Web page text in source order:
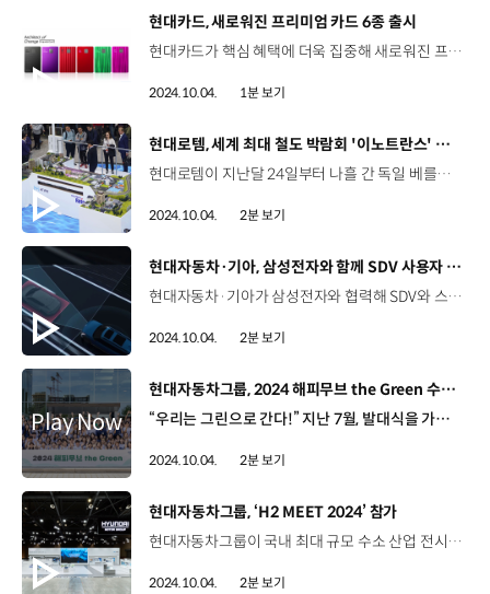
[동영상]
현대카드, 새로워진 프리미엄 카드 6종 출시
현대카드가 핵심 혜택에 더욱 집중해 새로워진 프리미엄 카드 6종을 선보였습니다. 이번에 새롭게 선보인 상품들은 회원 경험을 중심으로 서비스와 혜택을 강화하고, 카드의 서비스와 혜택을 간결하고 직관적으로 정리한 통일성 있는 체계를 도입해 회원이 보다 편리하게 이용할 수 있도록 했는데요, 회원의 이용 패턴 분석을 통해 이용률이 높은 핵심 혜택을 더욱 강화했습니다. 뿐만 아니라, 프리미엄 상품 리뉴얼과 함께 여행 컨시어지 서비스인 ‘트래블 데스크’를 선보였으며, ‘결제 후 포인트 적립’이라는 고정관념을 깨고 필요시 포인트를 먼저 적립·사용할 수 있는 ‘M 긴급적립’ 서비스도 확대 적용했습니다. 상품에 대한 자세한 내용은 현대카드 앱과 홈페이지에서 확인할 수 있습니다.
2024.10.04. 1분 보기
[동영상]
현대로템, 세계 최대 철도 박람회 '이노트란스' 참가
현대로템이 지난달 24일부터 나흘 간 독일 베를린에서 열린 제14회 베를린 국제 철도차량ㆍ수송기술 박람회 ‘이노트란스(InnoTrans 2024)’에 참가했습니다. 이번 박람회에서 현대로템은 ‘수소 에너지를 통한 친환경 모빌리티로의 패러다임 전환’을 주제로 수소 생산부터 활용까지 이어지는 종합 솔루션 제공 역량을 알리며 주목을 받았는데요, 특히 현대자동차그룹의 수소 밸류체인 사업 브랜드 ‘HTWO’와 수소 종합 솔루션 ‘HTWO Grid’에 발맞춰 다각도로 전개하고 있는 수소 사업을 소개했습니다. 뿐만 아니라 다가올 수소 사회를 구현한 디오라마와 함께 수소전기트램 실차도 전시해 차량 내ㆍ외부를 한눈에 볼 수 있도록 했습니다. 현대로템은 수소 모빌리티를 비롯해 고속철도차량, GTX 등 현대로템의 폭넓은 철도 기술력을 글로벌 철도 시장에 선보이며, 첨단 기술력을 바탕으로 한 우수한 사업 역량을 세계 시장에 알렸습니다.
2024.10.04. 2분 보기
[동영상]
현대자동차·기아, 삼성전자와 함께 SDV 사용자 경험 고도화 위한 협력
현대자동차·기아가 삼성전자와 협력해 SDV와 스마트폰의 연결을 강화하고 본격적인 모빌리티 서비스 생태계 주도권 확보를 위해 나섭니다. 지난달 25일, 삼성전자 서울RD캠퍼스에서 열린 이번 협약은 현대자동차·기아가 2026년 선보일 차세대 인포테인먼트 시스템과 삼성전자의 글로벌 IoT 플랫폼인 ‘스마트싱스(SmartThings)’의 연결성을 강화해 진정한 SDV로의 전환을 가속화하기 위한 차원인데요, 현대자동차·기아의 차세대 인포테인먼트 시스템은 SDV 시대에 발맞춰 차량 이용의 전 과정이 스마트폰과 끊김 없이 연결돼 고객의 이동 경험을 한층 더 풍부하게 할 수 있도록 개발 중입니다. 향후 현대자동차·기아는 오픈형 생태계를 구축하고 다양한 비즈니스 파트너들과 차량 데이터 API 및 소프트웨어 개발 키트를 공유하는 등 고객에게 편리하고 즐거운 이동 경험을 제공하기 위해 지속적인 서비스 개발을 추진할 계획입니다.
2024.10.04. 2분 보기
[동영상]
현대자동차그룹, 2024 해피무브 the Green 수료식
“우리는 그린으로 간다!” 지난 7월, 발대식을 가진 ‘해피무브 the Green’ 해피무브 the Green 친환경 미래 인재 양성을 위한 대학생 대상 글로벌 친환경 봉사·탐방 프로그램 대학생 단원 100명, 임직원 멘토 20명 참석 자연 놀이터 및 생태못 조성 생물대탐사 등 다양한 친환경 활동 진행 그리고, 4박 6일간의 설레는 독일행 슈트트가르트, 프라이부르크 등 독일의 친환경 랜드마크 방문 글로벌 그린 리더로 성장하기 위한 친환경 정책 도입 사례 학습 9월 27일, 현대건설 계동사옥 활동을 마친 단원들을 위한 수료식 봉사활동, 탐방의 경험을 살려 친환경 CSR 사업 아이디어 제안 발표 반짝이는 아이디어 실현 가능성을 두루 갖춘 우수팀은? 최우수상 ‘7팀’ “여의도 샛강생태공원 활성화” 최우수상 ‘3팀’ “진천 미르숲·미호강 생물다양성 보전” 제안된 아이디어는 실제 적용 여부 검토 최예은 / 대학생 단원 / 해피무브 the Green봉사활동부터 독일 탐방까지 여러 ESG 가치들을 배우고, 마지막으로 아이디어 제안까지 하면서 많이 성장한 것 같습니다. 송현석 / 대학생 단원 / 해피무브 the Green‘기업이 사회공헌 활동에 이렇게나 진심일 수 있구나’라는 점이 가장 인상 깊었습니다. 저희의 제안이 현대자동차그룹에 도움이 됐으면 좋겠습니다. 신재욱 매니저(멘토) / 현대엔지니어링현대자동차그룹의 가장 대표적인 사회공헌 활동이라고 할 수 있는 해피무브 the Green에 멘토로서 참여할 수 있어서 영광이었고요. 모두가 서로 이해하면서 협동하는 모습이 참 보기 좋았습니다. 환경은 ‘나’와 ‘우리’부터! 우리가 바로 미래 친환경 인재 “친환경 리더로 한 발 다가갈 수 있었던 소중한 경험”
2024.10.04. 2분 보기
[동영상]
현대자동차그룹, ‘H2 MEET 2024’ 참가
현대자동차그룹이 국내 최대 규모 수소 산업 전시회 ‘H2 MEET 2024’에 참가해 수소 생산부터 활용까지 전 생애주기에 걸쳐 적용되는 다양한 수소 사업 기술을 선보였습니다. 지난달 25일부터 27일까지 경기도 고양시 킨텍스에서 열린 H2 MEET 2024는 최신 수소 산업 기술 전시와 포럼, 콘퍼런스 등을 통해 관련 기술을 교류하고 협업을 모색하는 자리였는데요, 올해는 ‘Be a First Mover in Hydrogen’이라는 주제로 약 230개사가 참가했습니다. 현대자동차그룹은 올해 초 CES에서 수소 밸류체인 사업 브랜드로 확장한 ‘HTWO’를 선포한 이후 처음으로 참가하는 H2 MEET 2024에서 에너지 안보, 항만 및 공항 탈탄소화, 산업용 수소 애플리케이션 및 비즈니스, 수소 사회 등 총 4개의 주제로 구성된 시나리오 부스를 통해 그룹사의 수소 관련 기술과 적용 사례를 소개했습니다. 뿐만 아니라, VR(가상현실)을 통해 현대로템의 수소전기트램을 체험해 볼 수 있는 공간도 운영하며, 수소 전 생애주기를 구현한 대형 디오라마를 통해 '에너지 모빌라이저(Energy Mobilizer)’로서 현대자동차그룹이 그려 나갈 수소사회 모습도 확인할 수 있었습니다. 현대자동차그룹은 앞으로도 수소 생태계 리더십 확보를 위한 그룹사 협업 체계를 강화하고 자원순환형 수소 생산과 기술 개발, 상용차 확대를 지속 추진해 수소 사업의 기반을 확대해나갈 계획입니다.
2024.10.04. 2분 보기